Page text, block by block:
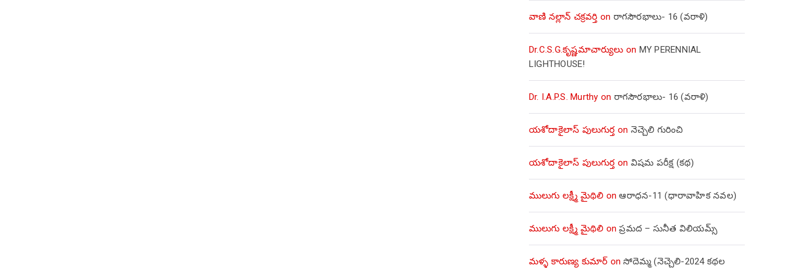
వాణి నల్లాన్ చక్రవర్తి on రాగసౌరభాలు- 16 (వరాళి)
Dr.C.S.G.కృష్ణమాచార్యులు on MY PERENNIAL
LIGHTHOUSE!
Dr. I.A.P.S. Murthy on రాగసౌరభాలు- 16 (వరాళి)
యశోదాకైలాస్ పులుగుర్త on నెచ్చెలి గురించి
యశోదాకైలాస్ పులుగుర్త on విషమ పరీక్ష (క‌థ‌)
ములుగు లక్ష్మీ మైథిలి onఆరాధన-11 (ధారావాహిక నవల)
ములుగు లక్ష్మీ మైథిలి onప్రమద – సునీత విలియమ్స్
మళ్ళ కారుణ్య కుమార్ onసోదెమ్మ (నెచ్చెలి-2024 కథల